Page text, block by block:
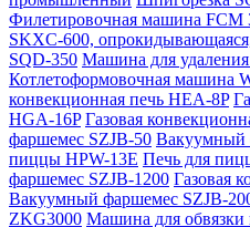
Филетировочная машина FCM
SKXC-600,
SQD-350 Машина для
Котлетоформовочная машина
конвекционная печь HEA-8P
HGA-16P Газовая
фаршемес SZJB-50 Вакуумный
пиццы HPW-13E Печь для
фаршемес SZJB-1200 Газовая
Вакуумный фаршемес SZJB-
ZKG3000 Машина для обвязки